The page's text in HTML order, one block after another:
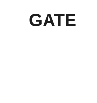
GATE